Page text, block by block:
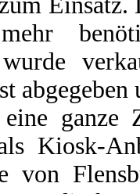
abgegeben
ganze
Kiosk-
von